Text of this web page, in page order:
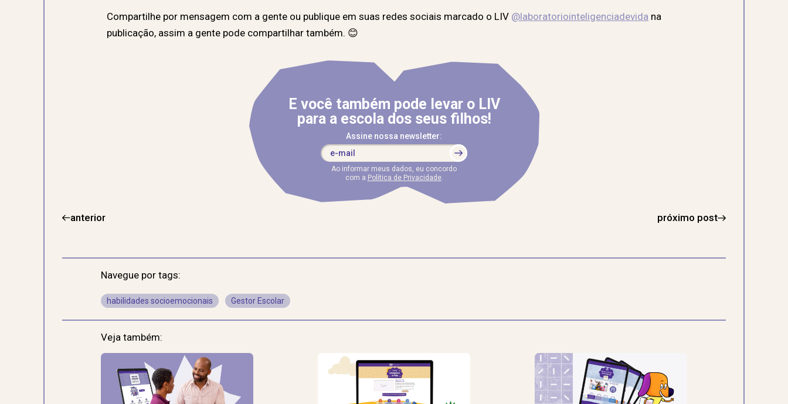
Compartilhe por mensagem com a gente ou publique em suas redes sociais marcado o LIV @laboratoriointeligenciadevida na
publicação, assim a gente pode compartilhar também. 😊
E você também pode levar o LIV
para a escola dos seus filhos!
Assine nossa newsletter:
Ao informar meus dados, eu concordo
com a Política de Privacidade.
anterior próximo post
Navegue por tags:
habilidades socioemocionais Gestor Escolar
Veja também: